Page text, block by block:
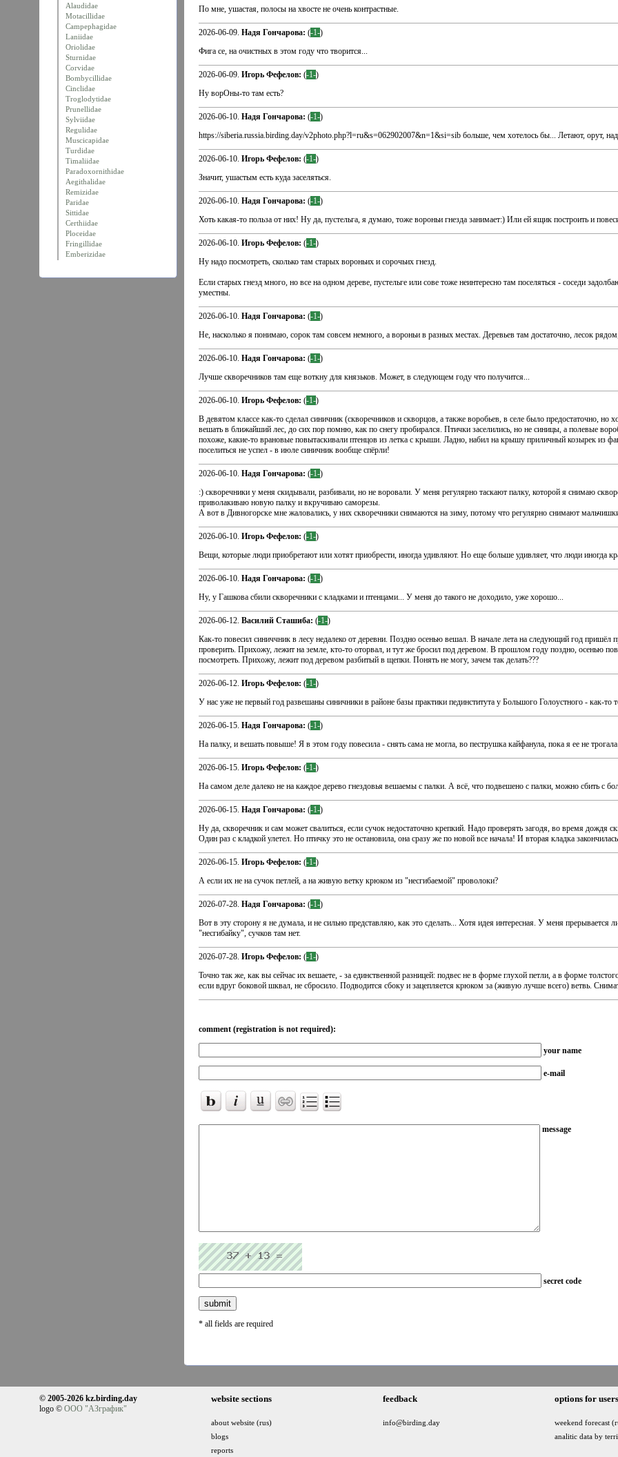
Alaudidae
Motacillidae
Campephagidae
Laniidae
Oriolidae
Sturnidae
Corvidae
Bombycillidae
Cinclidae
Troglodytidae
Prunellidae
Sylviidae
Regulidae
Muscicapidae
Turdidae
Timaliidae
Paradoxornithidae
Aegithalidae
Remizidae
Paridae
Sittidae
Certhiidae
Ploceidae
Fringillidae
Emberizidae
По мне, ушастая, полосы на хвосте не очень контрастные.
2026-06-09. Надя Гончарова: (-1-)
Фига се, на очистных в этом году что творится...
2026-06-09. Игорь Фефелов: (-1-)
Ну ворОны-то там есть?
2026-06-10. Надя Гончарова: (-1-)
https://siberia.russia.birding.day/v2photo.php?l=ru&s=062902007&n=1&si=sib больше, чем хотелось бы... Летают, орут,
2026-06-10. Игорь Фефелов: (-1-)
Значит, ушастым есть куда заселяться.
2026-06-10. Надя Гончарова: (-1-)
Хоть какая-то польза от них! Ну да, пустельга, я думаю, тоже вороньи гнезда занимает:) Или ей ящик построить и
2026-06-10. Игорь Фефелов: (-1-)
Ну надо посмотреть, сколько там старых вороньих и сорочьих гнезд.
Если старых гнезд много, но все на одном дереве, пустельге или сове тоже неинтересно там поселяться - соседи
уместны.
2026-06-10. Надя Гончарова: (-1-)
Не, насколько я понимаю, сорок там совсем немного, а вороньи в разных местах. Деревьев там достаточно, лесок
2026-06-10. Надя Гончарова: (-1-)
Лучше скворечников там еще воткну для князьков. Может, в следующем году что получится...
2026-06-10. Игорь Фефелов: (-1-)
В девятом классе как-то сделал синичник (скворечников и скворцов, а также воробьев, в селе было предостаточно, но
вешать в ближайший лес, до сих пор помню, как по снегу пробирался. Птички заселились, но не синицы, а полевые
похоже, какие-то врановые повытаскивали птенцов из летка с крыши. Ладно, набил на крышу приличный козырек из
поселиться не успел - в июле синичник вообще спёрли!
2026-06-10. Надя Гончарова: (-1-)
:) скворечники у меня скидывали, разбивали, но не воровали. У меня регулярно таскают палку, которой я снимаю
приволакиваю новую палку и вкручиваю саморезы.
А вот в Дивногорске мне жаловались, у них скворечники снимаются на зиму, потому что регулярно снимают
2026-06-10. Игорь Фефелов: (-1-)
Вещи, которые люди приобретают или хотят приобрести, иногда удивляют. Но еще больше удивляет, что люди иногда
2026-06-10. Надя Гончарова: (-1-)
Ну, у Гашкова сбили скворечники с кладками и птенцами... У меня до такого не доходило, уже хорошо...
2026-06-12. Василий Сташиба: (-1-)
Как-то повесил синиччник в лесу недалеко от деревни. Поздно осенью вешал. В начале лета на следующий год пришёл
проверить. Прихожу, лежит на земле, кто-то оторвал, и тут же бросил под деревом. В прошлом году поздно, осенью
посмотреть. Прихожу, лежит под деревом разбитый в щепки. Понять не могу, зачем так делать???
2026-06-12. Игорь Фефелов: (-1-)
У нас уже не первый год развешаны синичники в районе базы практики пединститута у Большого Голоустного - как-то
2026-06-15. Надя Гончарова: (-1-)
На палку, и вешать повыше! Я в этом году повесила - снять сама не могла, во пеструшка кайфанула, пока я ее не
2026-06-15. Игорь Фефелов: (-1-)
На самом деле далеко не на каждое дерево гнездовья вешаемы с палки. А всё, что подвешено с палки, можно сбить с
2026-06-15. Надя Гончарова: (-1-)
Ну да, скворечник и сам может свалиться, если сучок недостаточно крепкий. Надо проверять загодя, во время дождя
Один раз с кладкой улетел. Но птичку это не остановила, она сразу же по новой все начала! И вторая кладка
2026-06-15. Игорь Фефелов: (-1-)
А если их не на сучок петлей, а на живую ветку крюком из "несгибаемой" проволоки?
2026-07-28. Надя Гончарова: (-1-)
Вот в эту сторону я не думала, и не сильно представляю, как это сделать... Хотя идея интересная. У меня
"несгибайку", сучков там нет.
2026-07-28. Игорь Фефелов: (-1-)
Точно так же, как вы сейчас их вешаете, - за единственной разницей: подвес не в форме глухой петли, а в форме
если вдруг боковой шквал, не сбросило. Подводится сбоку и зацепляется крюком за (живую лучше всего) ветвь.
comment (registration is not required):
your name
e-mail
message
secret code
* all fields are required
© 2005-2026 kz.birding.day
logo © ООО "АЗграфик"
website sections
about website (rus)
blogs
reports
feedback
info@birding.day
options for users
weekend forecast
analitic data by